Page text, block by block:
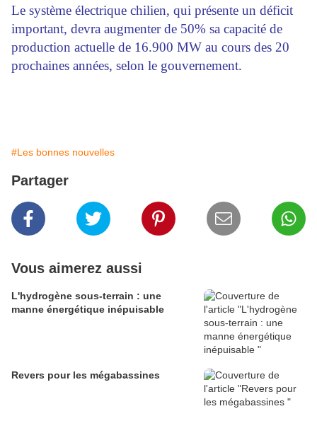
Le système électrique chilien, qui présente un déficit
important, devra augmenter de 50% sa capacité de
production actuelle de 16.900 MW au cours des 20
prochaines années, selon le gouvernement.
#Les bonnes nouvelles
Partager
Vous aimerez aussi
L'hydrogène sous-terrain : une
manne énergétique inépuisable
Revers pour les mégabassines